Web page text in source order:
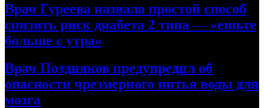
Врач Гуреева назвала простой способ
снизить риск диабета 2 типа — «ешьте
больше с утра»
Врач Поздняков предупредил об
опасности чрезмерного питья воды для
мозга